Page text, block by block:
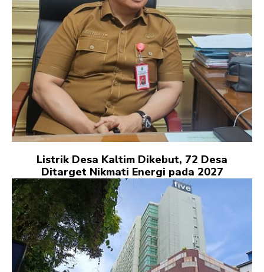
Listrik Desa Kaltim Dikebut, 72 Desa
Ditarget Nikmati Energi pada 2027